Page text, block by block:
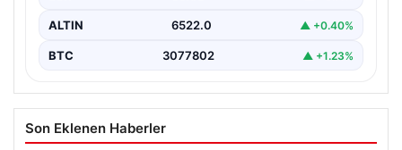
ALTIN 6522.0 ▲ +0.40%
BTC 3077802 ▲ +1.23%
Son Eklenen Haberler